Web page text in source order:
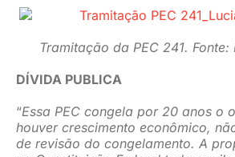
Tramitação da PEC 241. Fonte:
DÍVIDA PUBLICA
“Essa PEC congela por 20 anos o
houver crescimento econômico,
de revisão do congelamento. A